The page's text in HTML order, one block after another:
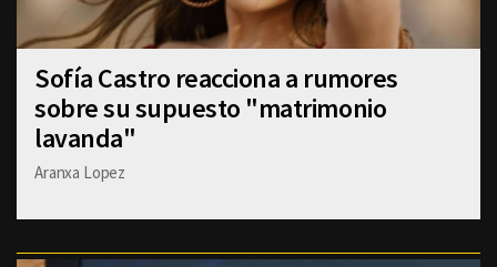
Sofía Castro reacciona a rumores
sobre su supuesto "matrimonio
lavanda"
Aranxa Lopez